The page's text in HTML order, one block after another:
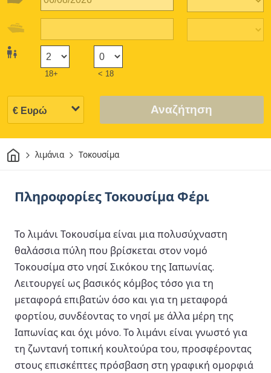
18+ < 18
Αναζήτηση
Σπίτιλιμάνια Τοκουσίμα
Πληροφορίες Τοκουσίμα Φέρι
Το λιμάνι Τοκουσίμα είναι μια πολυσύχναστη
θαλάσσια πύλη που βρίσκεται στον νομό
Τοκουσίμα στο νησί Σικόκου της Ιαπωνίας.
Λειτουργεί ως βασικός κόμβος τόσο για τη
μεταφορά επιβατών όσο και για τη μεταφορά
φορτίου, συνδέοντας το νησί με άλλα μέρη της
Ιαπωνίας και όχι μόνο. Το λιμάνι είναι γνωστό για
τη ζωντανή τοπική κουλτούρα του, προσφέροντας
στους επισκέπτες πρόσβαση στη γραφική ομορφιά